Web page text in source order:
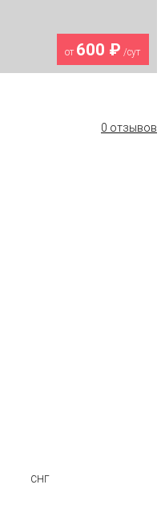
от 600 ₽ /сут
0 отзывов
СНГ